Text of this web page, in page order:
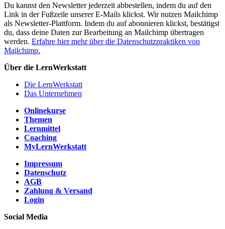
Du kannst den Newsletter jederzeit abbestellen, indem du auf den
Link in der Fußzeile unserer E-Mails klickst. Wir nutzen Mailchimp
als Newsletter-Plattform. Indem du auf abonnieren klickst, bestätigst
du, dass deine Daten zur Bearbeitung an Mailchimp übertragen
werden. Erfahre hier mehr über die Datenschutzpraktiken von
Mailchimp.
Über die LernWerkstatt
Die LernWerkstatt
Das Unternehmen
Onlinekurse
Themen
Lernmittel
Coaching
MyLernWerkstatt
Impressum
Datenschutz
AGB
Zahlung & Versand
Login
Social Media